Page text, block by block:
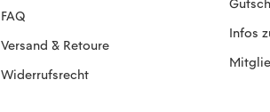
FAQ
Versand & Retoure
Widerrufsrecht
Infos